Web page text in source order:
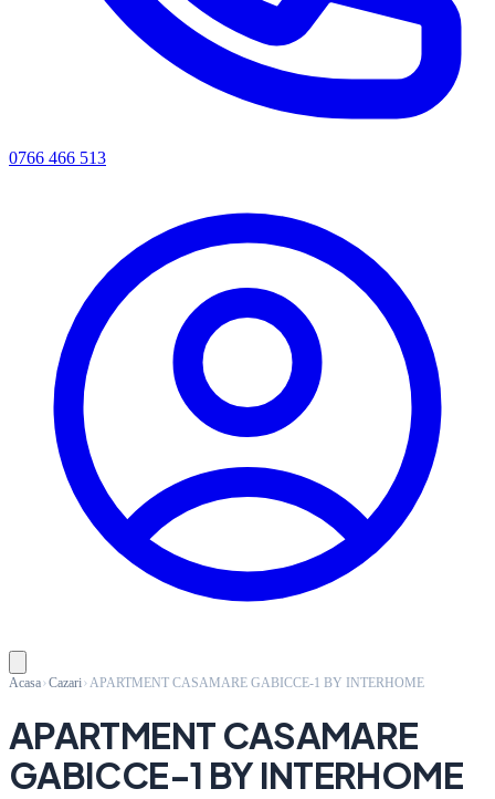
0766 466 513
Acasa Cazari APARTMENT CASAMARE GABICCE-1 BY INTERHOME
APARTMENT CASAMARE
GABICCE-1 BY INTERHOME